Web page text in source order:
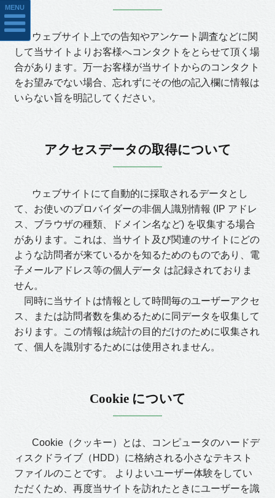
MENU
ウェブサイト上での告知やアンケート調査などに関
して当サイトよりお客様へコンタクトをとらせて頂く場
合があります。万一お客様が当サイトからのコンタクト
をお望みでない場合、忘れずにその他の記入欄に情報は
いらない旨を明記してください。
アクセスデータの取得について
ウェブサイトにて自動的に採取されるデータとし
て、お使いのプロバイダーの非個人識別情報 (IP アドレ
ス、ブラウザの種類、ドメイン名など) を収集する場合
があります。これは、当サイト及び関連のサイトにどの
ような訪問者が来ているかを知るためのものであり、電
子メールアドレス等の個人データ は記録されておりま
せん。
同時に当サイトは情報として時間毎のユーザーアクセ
ス、または訪問者数を集めるために同データを収集して
おります。この情報は統計の目的だけのために収集され
て、個人を識別するためには使用されません。
Cookie について
Cookie（クッキー）とは、コンピュータのハードデ
ィスクドライブ（HDD）に格納される小さなテキスト
ファイルのことです。 よりよいユーザー体験をしてい
ただくため、再度当サイトを訪れたときにユーザーを識